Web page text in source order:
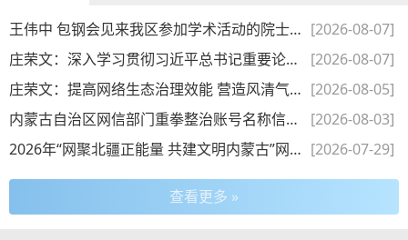
王伟中 包钢会见来我区参加学术活动的院士专家 [2026-08-07]
庄荣文：深入学习贯彻习近平总书记重要论述 以正确政绩观推动...
[2026-08-07]
庄荣文：提高网络生态治理效能 营造风清气正网络空间 [2026-08-05]
内蒙古自治区网信部门重拳整治账号名称信息乱象
[2026-08-03]
2026年“网聚北疆正能量 共建文明内蒙古”网络素养季活动正式启动 [2026-07-29]
查看更多 »